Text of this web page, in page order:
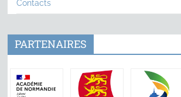
Contacts
PARTENAIRES